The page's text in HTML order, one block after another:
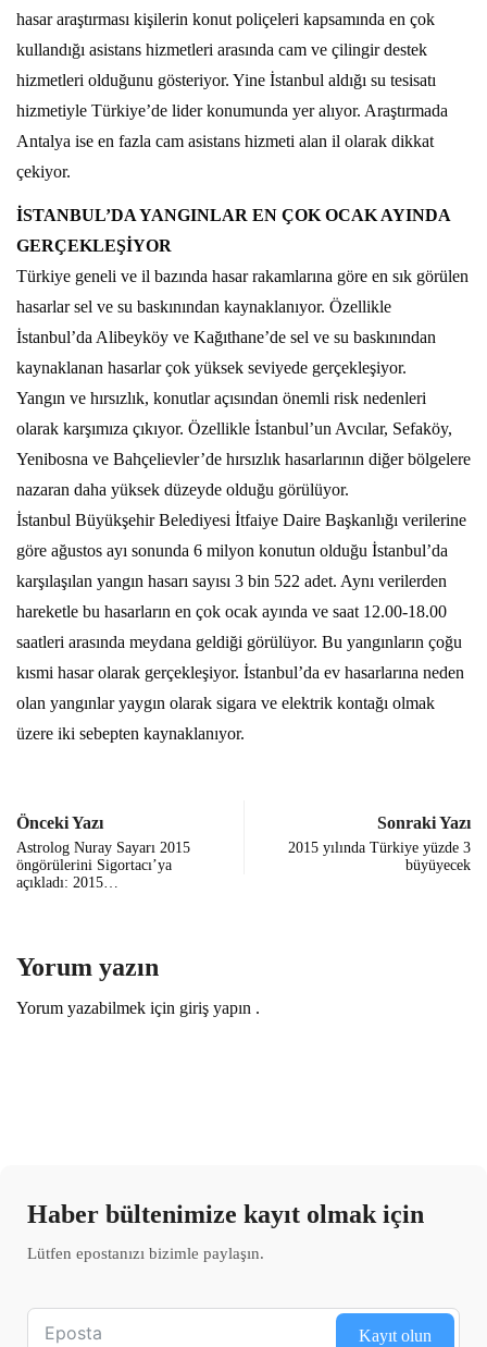
hasar araştırması kişilerin konut poliçeleri kapsamında en çok
kullandığı asistans hizmetleri arasında cam ve çilingir destek
hizmetleri olduğunu gösteriyor. Yine İstanbul aldığı su tesisatı
hizmetiyle Türkiye’de lider konumunda yer alıyor. Araştırmada
Antalya ise en fazla cam asistans hizmeti alan il olarak dikkat
çekiyor.
İSTANBUL’DA YANGINLAR EN ÇOK OCAK AYINDA
GERÇEKLEŞİYOR
Türkiye geneli ve il bazında hasar rakamlarına göre en sık görülen
hasarlar sel ve su baskınından kaynaklanıyor. Özellikle
İstanbul’da Alibeyköy ve Kağıthane’de sel ve su baskınından
kaynaklanan hasarlar çok yüksek seviyede gerçekleşiyor.
Yangın ve hırsızlık, konutlar açısından önemli risk nedenleri
olarak karşımıza çıkıyor. Özellikle İstanbul’un Avcılar, Sefaköy,
Yenibosna ve Bahçelievler’de hırsızlık hasarlarının diğer bölgelere
nazaran daha yüksek düzeyde olduğu görülüyor.
İstanbul Büyükşehir Belediyesi İtfaiye Daire Başkanlığı verilerine
göre ağustos ayı sonunda 6 milyon konutun olduğu İstanbul’da
karşılaşılan yangın hasarı sayısı 3 bin 522 adet. Aynı verilerden
hareketle bu hasarların en çok ocak ayında ve saat 12.00-18.00
saatleri arasında meydana geldiği görülüyor. Bu yangınların çoğu
kısmi hasar olarak gerçekleşiyor. İstanbul’da ev hasarlarına neden
olan yangınlar yaygın olarak sigara ve elektrik kontağı olmak
üzere iki sebepten kaynaklanıyor.
Önceki Yazı
Astrolog Nuray Sayarı 2015
öngörülerini Sigortacı’ya
açıkladı: 2015…
Sonraki Yazı
2015 yılında Türkiye yüzde 3
büyüyecek
Yorum yazın
Yorum yazabilmek için giriş yapın .
Haber bültenimize kayıt olmak için
Lütfen epostanızı bizimle paylaşın.
Kayıt olun